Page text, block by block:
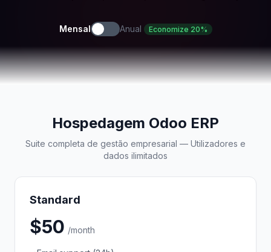
Mensal Anual Economize 20%
Hospedagem Odoo ERP
Suite completa de gestão empresarial — Utilizadores e
dados ilimitados
Standard
$50 /month